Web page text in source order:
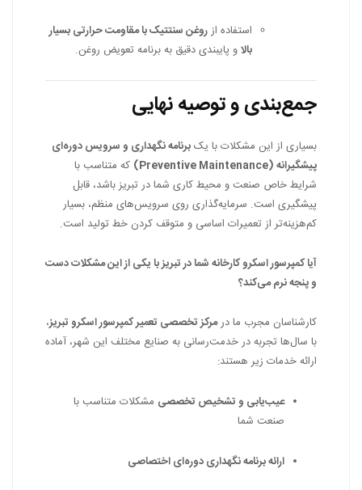
استفاده ازروغن سنتتیک با مقاومت حرارتی بسیار
بالاو پایبندی دقیق به برنامه تعویض روغن.
جمع‌بندی و توصیه نهایی
بسیاری از این مشکلات با یکبرنامه نگهداری و سرویس دوره‌ای
پیشگیرانه (Preventive Maintenance)
که متناسب با
شرایط خاص صنعت و محیط کاری شما در تبریز باشد، قابل
پیشگیری است. سرمایه‌گذاری روی سرویس‌های منظم، بسیار
کم‌هزینه‌تر از تعمیرات اساسی و متوقف کردن خط تولید است.
آیا کمپرسور اسکرو کارخانه شما در تبریز با یکی از این مشکلات دست
و پنجه نرم می‌کند؟
کارشناسان مجرب ما درمرکز تخصصی تعمیر کمپرسور اسکرو تبریز،
با سال‌ها تجربه در خدمت‌رسانی به صنایع مختلف این شهر، آماده
ارائه خدمات زیر هستند:
عیب‌یابی و تشخیص تخصصی مشکلات متناسب با
صنعت شما
ارائه برنامه نگهداری دوره‌ای اختصاصی